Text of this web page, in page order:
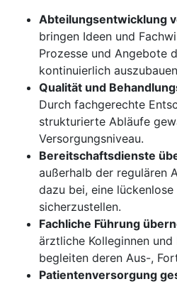
Abteilungsentwicklung
bringen Ideen und
Prozesse und Angebote
kontinuierlich
Qualität und
Durch fachgerechte
strukturierte Abläufe
Versorgungsniveau.
Bereitschaftsdienste
außerhalb der regulären
dazu bei, eine
sicherzustellen.
Fachliche Führung
ärztliche Kolleginnen und
begleiten deren Aus-,
Patientenversorgung